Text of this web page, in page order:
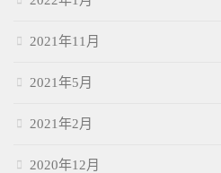
2021年11月
2021年5月
2021年2月
2020年12月